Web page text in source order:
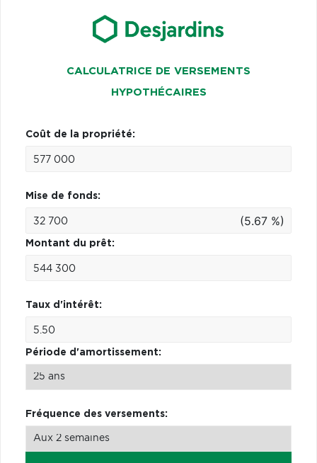
CALCULATRICE DE VERSEMENTS
HYPOTHÉCAIRES
Coût de la propriété:
Mise de fonds:
(5.67 %)
Montant du prêt:
Taux d'intérêt:
Période d'amortissement:
Fréquence des versements: